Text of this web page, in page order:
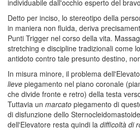
individuabile dall'occhio esperto del
Detto per inciso, lo stereotipo della
in maniera non fluida, deriva
Punti Trigger nel corso della vita.
stretching e discipline tradizionali come
antidoto contro tale presunto destino,
In misura minore, il problema
lieve piegamento nel piano coronale
che divide fronte e retro) della testa
Tuttavia un marcato piegamento di
di disfunzione dello
dell'Elevatore resta quindi la difficoltà di